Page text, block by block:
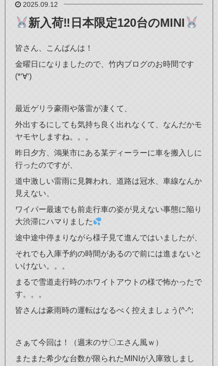
2025.09.12
新入荷‼日本限定120台のMINI
皆さん、こんばんは！
金曜日になりましたので、竹内ブログのお時間です
(*‘∀‘)
最近ゲリラ豪雨や落雷が凄くて、
外出するにしても気持ち良く出れなくて、なんだかモ
ヤモヤしますね。。。
昨日夕方、鴻巣市にある某ディーラーに車を搬入しに
行ったのですが、
道中激しい雷雨に見舞われ、道路は冠水、車線なんか
見えない、
ワイパー最速でも前走行車の姿が見えない事態に陥り
大渋滞にハマりました
途中途中停まりながら様子見て進んではいましたが、
それでも入庫予約の時間があるので前には進まないと
いけない。。。
まるで雪道走行時のホワイトアウトの様で怖かったで
す。。。
皆さんは豪雨時の運転はなるべく控えましょう(^-^;
さぁて今回は！（週末のサ〇エさん風ｗ）
またまた希少な台数が限られたMINIが入庫致しまし